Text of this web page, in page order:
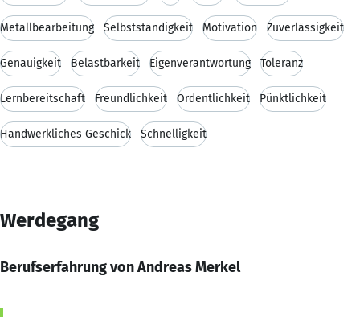
Metallbearbeitung Selbstständigkeit Motivation Zuverlässigkeit
Genauigkeit Belastbarkeit Eigenverantwortung Toleranz
Lernbereitschaft Freundlichkeit Ordentlichkeit Pünktlichkeit
Handwerkliches Geschick Schnelligkeit
Werdegang
Berufserfahrung von Andreas Merkel